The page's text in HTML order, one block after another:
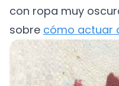
con ropa muy
sobre cómo actuar